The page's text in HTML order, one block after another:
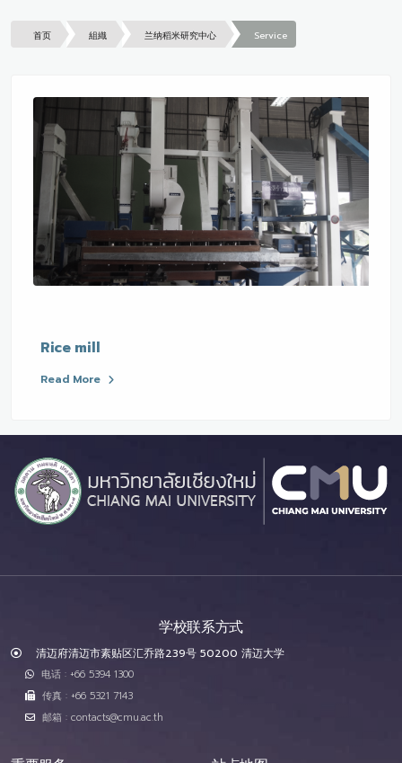
首页 組織 兰纳稻米研究中心 Service
Rice mill
Read More
学校联系方式
清迈府清迈市素贴区汇乔路239号 50200 清迈大学
电话 : +66 5394 1300
传真 : +66 5321 7143
邮箱 : contacts@cmu.ac.th